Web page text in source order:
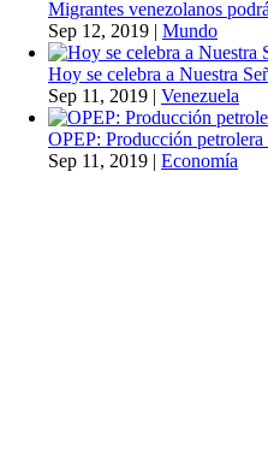
Migrantes venezolanos
Sep 12, 2019 | Mundo
Hoy se celebra a Nuestra
Sep 11, 2019 | Venezuela
OPEP: Producción
Sep 11, 2019 | Economía